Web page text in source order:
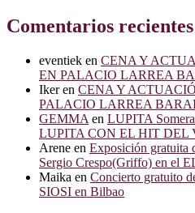
Comentarios recientes
eventiek en CENA Y
EN PALACIO LARREA
Ikeren CENA Y
PALACIO LARREA
GEMMA en LUPITA
LUPITA CON EL HIT DEL
Arene en Exposición gratuita
Sergio Crespo(Griffo) en el
Maika en Concierto gratuito
SIOSI en Bilbao